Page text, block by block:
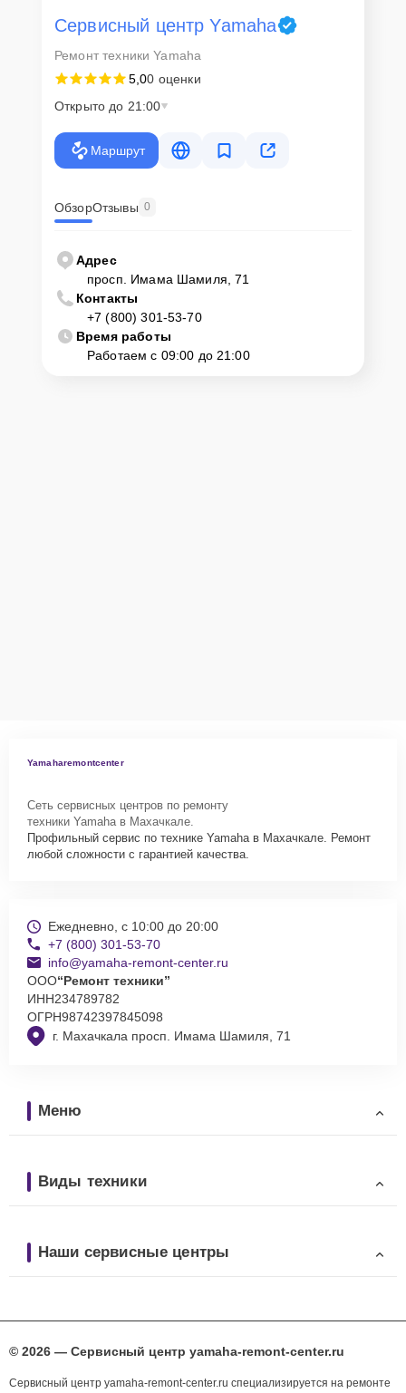
Сервисный центр Yamaha
Ремонт техники Yamaha
5,00 оценки
Открыто до 21:00
Маршрут
ОбзорОтзывы 0
Адрес
просп. Имама Шамиля, 71
Контакты
+7 (800) 301-53-70
Время работы
Работаем с 09:00 до 21:00
Yamaharemontcenter
Сеть сервисных центров по ремонту
техники Yamaha в Махачкале.
Профильный сервис по технике Yamaha в Махачкале. Ремонт
любой сложности с гарантией качества.
г. Махачкала просп. Имама Шамиля, 71
Ежедневно, с 10:00 до 20:00
+7 (800) 301-53-70
info@yamaha-remont-center.ru
ООО“Ремонт техники”
ИНН234789782
ОГРН98742397845098
Меню
Виды техники
Наши сервисные центры
© 2026 — Сервисный центр yamaha-remont-center.ru
Сервисный центр yamaha-remont-center.ru специализируется на ремонте